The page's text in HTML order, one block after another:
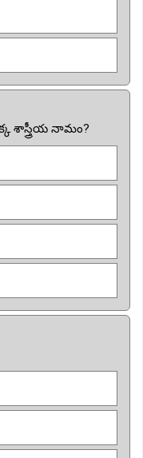
శాస్త్రీయ నామం?